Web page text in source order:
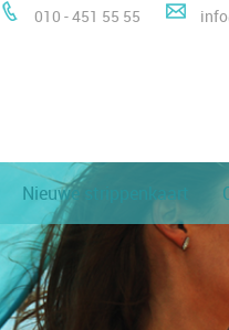
010 - 451 55 55
Nieuwe strippenkaart